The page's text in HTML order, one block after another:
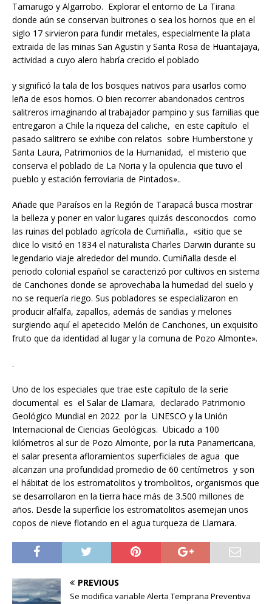
Tamarugo y Algarrobo. Explorar el entorno de La Tirana
donde aún se conservan buitrones o sea los hornos que en el
siglo 17 sirvieron para fundir metales, especialmente la plata
extraida de las minas San Agustin y Santa Rosa de Huantajaya,
actividad a cuyo alero habría crecido el poblado
y significó la tala de los bosques nativos para usarlos como
leña de esos hornos. O bien recorrer abandonados centros
salitreros imaginando al trabajador pampino y sus familias que
entregaron a Chile la riqueza del caliche, en este capítulo el
pasado salitrero se exhibe con relatos sobre Humberstone y
Santa Laura, Patrimonios de la Humanidad, el misterio que
conserva el poblado de La Noria y la opulencia que tuvo el
pueblo y estación ferroviaria de Pintados»..
Añade que Paraísos en la Región de Tarapacá busca mostrar
la belleza y poner en valor lugares quizás desconocdos como
las ruinas del poblado agrícola de Cumiñalla., «sitio que se
diice lo visitó en 1834 el naturalista Charles Darwin durante su
legendario viaje alrededor del mundo. Cumiñalla desde el
periodo colonial español se caracterizó por cultivos en sistema
de Canchones donde se aprovechaba la humedad del suelo y
no se requería riego. Sus pobladores se especializaron en
producir alfalfa, zapallos, además de sandias y melones
surgiendo aquí el apetecido Melón de Canchones, un exquisito
fruto que da identidad al lugar y la comuna de Pozo Almonte».
.
Uno de los especiales que trae este capítulo de la serie
documental es el Salar de Llamara, declarado Patrimonio
Geológico Mundial en 2022 por la UNESCO y la Unión
Internacional de Ciencias Geológicas. Ubicado a 100
kilómetros al sur de Pozo Almonte, por la ruta Panamericana,
el salar presenta afloramientos superficiales de agua que
alcanzan una profundidad promedio de 60 centímetros y son
el hábitat de los estromatolitos y trombolitos, organismos que
se desarrollaron en la tierra hace más de 3.500 millones de
años. Desde la superficie los estromatolitos asemejan unos
copos de nieve flotando en el agua turqueza de Llamara.
PREVIOUS
Se modifica variable Alerta Temprana Preventiva